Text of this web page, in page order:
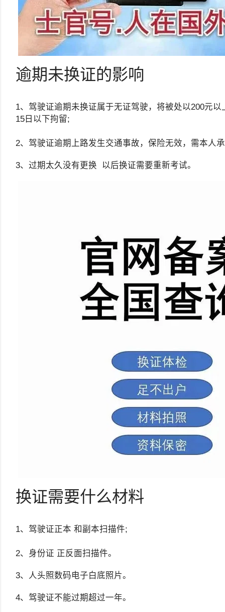
逾期未换证的影响
1、驾驶证逾期未换证属于无证驾驶，将被处以200元以
15日以下拘留;
2、驾驶证逾期上路发生交通事故，保险无效，需本人
3、过期太久没有更换 以后换证需要重新考试。
换证需要什么材料
1、驾驶证正本 和副本扫描件;
2、身份证 正反面扫描件。
3、人头照数码电子白底照片。
4、驾驶证不能过期超过一年。